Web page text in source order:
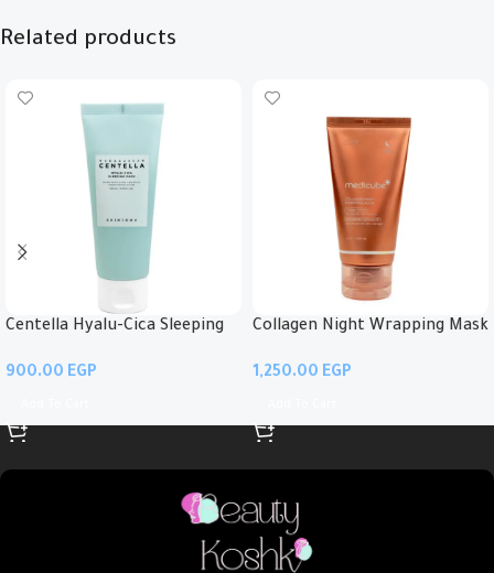
Related products
Centella Hyalu-Cica Sleeping
EGP
Collagen Night Wrapping Mask
EGP